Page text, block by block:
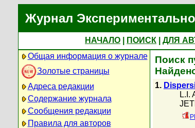
Журнал
НАЧАЛО ПОИСК ДЛЯ
Общая информация о журнале
Золотые страницы
Адреса редакции
Содержание журнала
Сообщения редакции
Правила для авторов
Поиск
1.
L.I.